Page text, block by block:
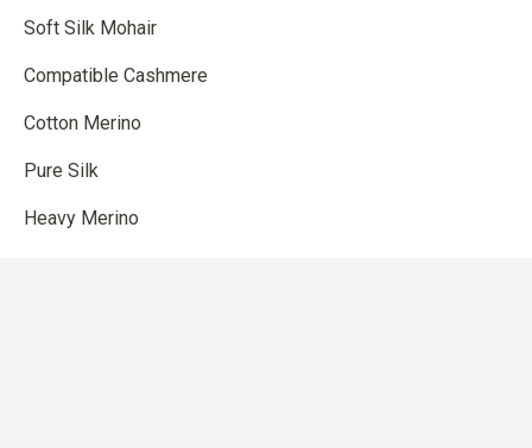
Soft Silk Mohair
Compatible Cashmere
Cotton Merino
Pure Silk
Heavy Merino